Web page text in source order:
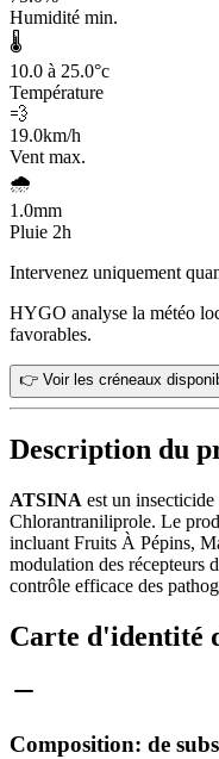
Humidité min.
🌡️
10.0 à 25.0°c
Température
💨
19.0km/h
Vent max.
🌧️
1.0mm
Pluie 2h
Intervenez uniquement
HYGO analyse la météo
favorables.
👉 Voir les créneaux
Description du
ATSINA est un
Chlorantraniliprole. Le
incluant Fruits À Pépins,
modulation des récepteurs
contrôle efficace des
Carte d'identité
Composition: de